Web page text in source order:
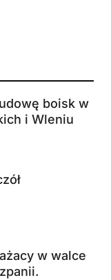
boisk w
i Wleniu
w walce